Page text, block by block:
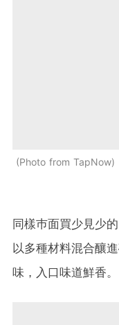
Photo from TapNow
同樣巿面買少見少的
以多種材料混合釀
味，入口味道鮮香。